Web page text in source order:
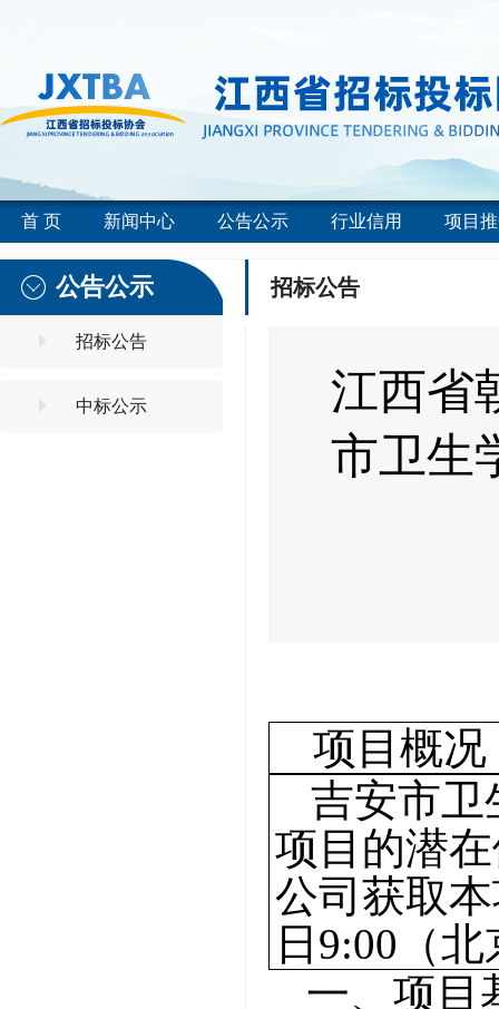
首 页 新闻中心 公告公示 行业信用 项目
公告公示
招标公告
中标公示
招标公告
江西省
市卫生
项目概况
吉安市卫
项目 的潜
公司获取
日9:00 （
一、项目